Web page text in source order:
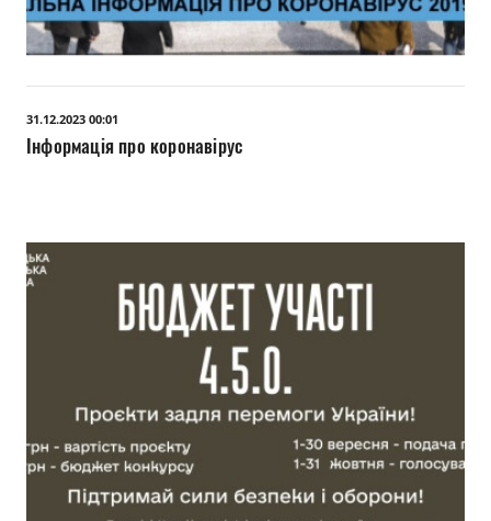
31.12.2023 00:01
Інформація про коронавірус